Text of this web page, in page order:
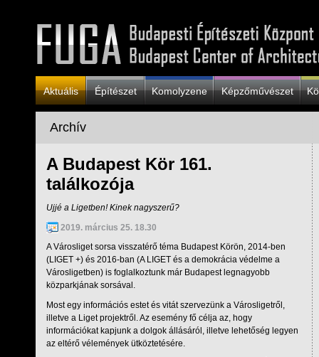
Aktuális Építészet Komolyzene Képzőművészet
Archív
A Budapest Kör 161.
találkozója
Ujjé a Ligetben! Kinek nagyszerű?
2019. március 25. 18.30
A Városliget sorsa visszatérő téma Budapest Körön, 2014-ben
(LIGET +) és 2016-ban (A LIGET és a demokrácia védelme a
Városligetben) is foglalkoztunk már Budapest legnagyobb
közparkjának sorsával.
Most egy információs estet és vitát szervezünk a Városligetről,
illetve a Liget projektről. Az esemény fő célja az, hogy
információkat kapjunk a dolgok állásáról, illetve lehetőség legyen
az eltérő vélemények ütköztetésére.